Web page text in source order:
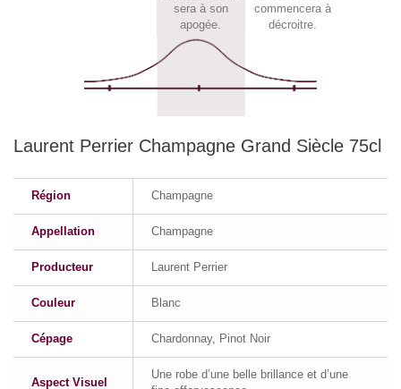
sera à son
apogée.
commencera à
décroitre.
Laurent Perrier Champagne Grand Siècle 75cl
Région Champagne
Appellation Champagne
Producteur Laurent Perrier
Couleur Blanc
Cépage Chardonnay, Pinot Noir
Aspect Visuel
Une robe d’une belle brillance et d’une